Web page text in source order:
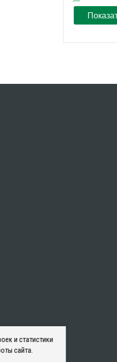
и статистики
сайта.